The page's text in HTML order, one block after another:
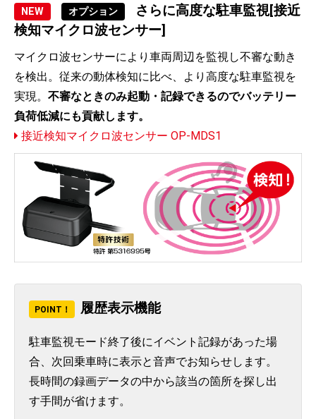
NEW オプション
さらに高度な駐車監視[接近
検知マイクロ波センサー]
マイクロ波センサーにより車両周辺を監視し不審な動き
を検出。従来の動体検知に比べ、より高度な駐車監視を
実現。 不審なときのみ起動・記録できるのでバッテリー
負荷低減にも貢献します。
接近検知マイクロ波センサー OP-MDS1
POINT！ 履歴表示機能
駐車監視モード終了後にイベント記録があった場
合、次回乗車時に表示と音声でお知らせします。
長時間の録画データの中から該当の箇所を探し出
す手間が省けます。